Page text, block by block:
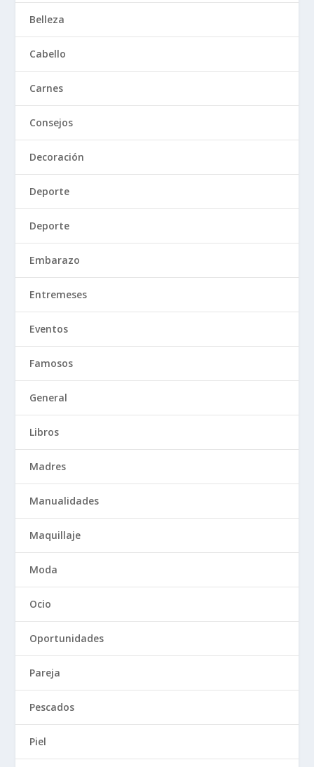
Belleza
Cabello
Carnes
Consejos
Decoración
Deporte
Deporte
Embarazo
Entremeses
Eventos
Famosos
General
Libros
Madres
Manualidades
Maquillaje
Moda
Ocio
Oportunidades
Pareja
Pescados
Piel